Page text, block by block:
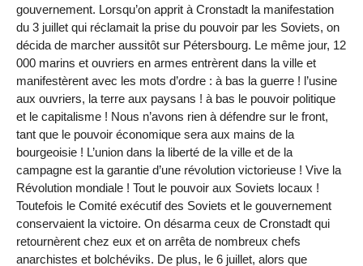
gouvernement. Lorsqu’on apprit à Cronstadt la manifestation
du 3 juillet qui réclamait la prise du pouvoir par les Soviets, on
décida de marcher aussitôt sur Pétersbourg. Le même jour, 12
000 marins et ouvriers en armes entrèrent dans la ville et
manifestèrent avec les mots d’ordre : à bas la guerre ! l’usine
aux ouvriers, la terre aux paysans ! à bas le pouvoir politique
et le capitalisme ! Nous n’avons rien à défendre sur le front,
tant que le pouvoir économique sera aux mains de la
bourgeoisie ! L’union dans la liberté de la ville et de la
campagne est la garantie d’une révolution victorieuse ! Vive la
Révolution mondiale ! Tout le pouvoir aux Soviets locaux !
Toutefois le Comité exécutif des Soviets et le gouvernement
conservaient la victoire. On désarma ceux de Cronstadt qui
retournèrent chez eux et on arrêta de nombreux chefs
anarchistes et bolchéviks. De plus, le 6 juillet, alors que